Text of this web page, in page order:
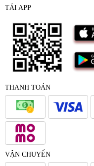
TẢI APP
THANH TOÁN
VẬN CHUYỂN